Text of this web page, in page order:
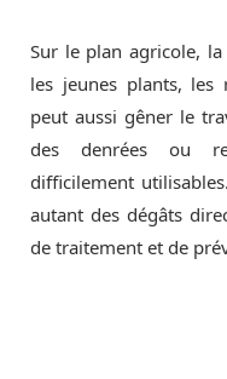
Sur le plan agricole,
les jeunes plants, les
peut aussi gêner le
des denrées ou
difficilement
autant des dégâts
de traitement et de